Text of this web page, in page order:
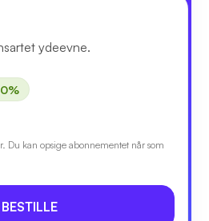
ydeevne.
Du kan opsige abonnementet når som
BESTILLE